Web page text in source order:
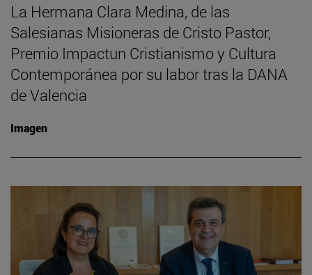
La Hermana Clara Medina, de las
Salesianas Misioneras de Cristo Pastor,
Premio Impactun Cristianismo y Cultura
Contemporánea por su labor tras la DANA
de Valencia
Imagen